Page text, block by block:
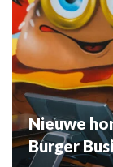
Nieuwe
Burger